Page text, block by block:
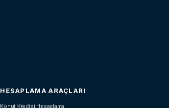
HESAPLAMA ARAÇLARI
Konut Kredisi Hesaplama